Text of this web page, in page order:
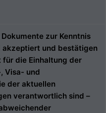
zur Kenntnis
akzeptiert und bestätigen
für die Einhaltung der
Visa- und
der aktuellen
verantwortlich sind –